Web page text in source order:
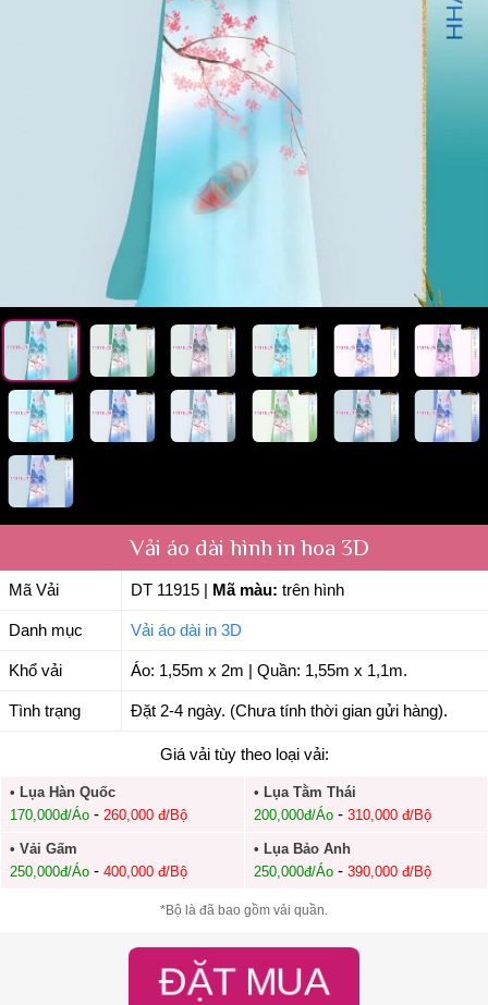
Vải áo dài hình in hoa 3D
Mã Vải DT 11915 Mã màu: trên hình
Danh mục Vải áo dài in 3D
Khổ vải Áo: 1,55m x 2m | Quần: 1,55m x 1,1m.
Tình trạng Đặt 2-4 ngày. (Chưa tính thời gian gửi hàng).
Giá vải tùy theo loại vải:
• Lụa Hàn Quốc
170,000đ/Áo - 260,000 đ/Bộ
• Lụa Tằm Thái
200,000đ/Áo- 310,000 đ/Bộ
• Vải Gấm
250,000đ/Áo - 400,000 đ/Bộ
• Lụa Bảo Anh
250,000đ/Áo- 390,000 đ/Bộ
*Bộ là đã bao gồm vải quần.
ĐẶT MUA